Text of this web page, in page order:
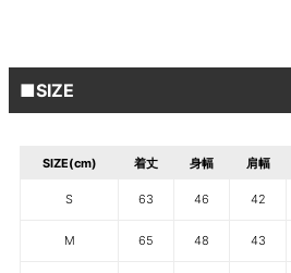
■SIZE
SIZE(cm) 着丈 身幅 肩幅
S 63 46 42
M 65 48 43